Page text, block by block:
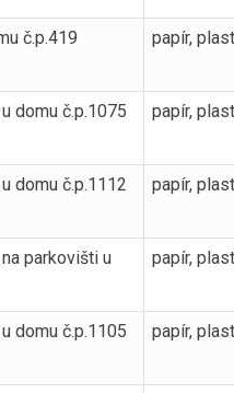
č.p.419 papír, plast
domu č.p.1075 papír, plast
domu č.p.1112 papír,
parkovišti u
papír, plast
domu č.p.1105 papír, plast